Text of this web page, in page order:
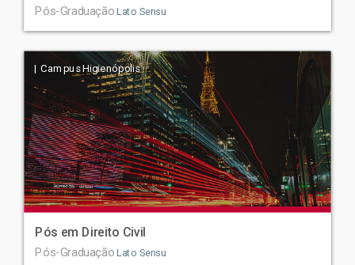
Pós-Graduação Lato Sensu
| Campus Higienópolis
Pós em Direito Civil
Pós-Graduação Lato Sensu